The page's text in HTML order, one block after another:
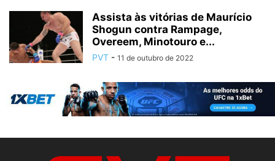
Assista às vitórias de Maurício
Shogun contra Rampage,
Overeem, Minotouro e...
PVT - 11 de outubro de 2022